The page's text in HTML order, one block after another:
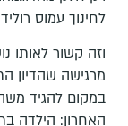
לחינוך עמוס
וזה קשור לאותו
מרגישה שהדיון
במקום להגיד